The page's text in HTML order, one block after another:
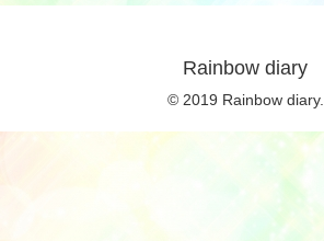
Rainbow diary
© 2019 Rainbow diary.